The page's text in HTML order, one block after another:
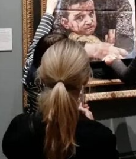
的涟漪不断向外扩散。”
福蒂于1935年3月25日
个犹太家庭。三年后，
里尼（Benito Mussolini
公民身份时，福蒂全家逃
矶。她曾进入俄勒冈州波
College）就读，但中途
念艺术家罗伯特·莫里斯
山。在那里，她先后于